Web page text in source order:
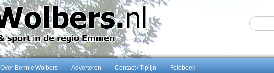
Over Bennie Wolbers Adverteren Contact / Tiplijn Fotoboek